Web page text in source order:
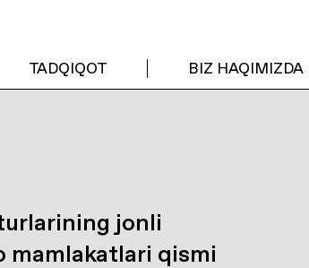
TADQIQOT BIZ HAQIMIZDA
jonli
mamlakatlari qismi